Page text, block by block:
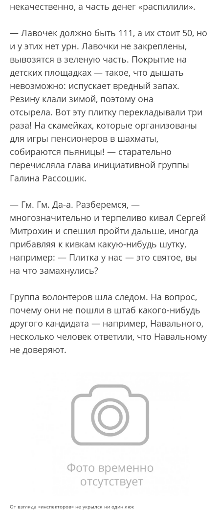
некачественно, а часть денег «распилили».
— Лавочек должно быть 111, а их стоит 50, но
и у этих нет урн. Лавочки не закреплены,
вывозятся в зеленую часть. Покрытие на
детских площадках — такое, что дышать
невозможно: испускает вредный запах.
Резину клали зимой, поэтому она
отсырела. Вот эту плитку перекладывали три
раза! На скамейках, которые организованы
для игры пенсионеров в шахматы,
собираются пьяницы! — старательно
перечисляла глава инициативной группы
Галина Рассошик.
— Гм. Гм. Да-а. Разберемся, —
многозначительно и терпеливо кивал Сергей
Митрохин и спешил пройти дальше, иногда
прибавляя к кивкам какую-нибудь шутку,
например: — Плитка у нас — это святое, вы
на что замахнулись?
Группа волонтеров шла следом. На вопрос,
почему они не пошли в штаб какого-нибудь
другого кандидата — например, Навального,
несколько человек ответили, что Навальному
не доверяют.
От взгляда «инспекторов» не укрылся ни один люк